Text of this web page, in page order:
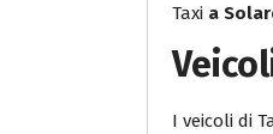
Taxi a
I veicoli di